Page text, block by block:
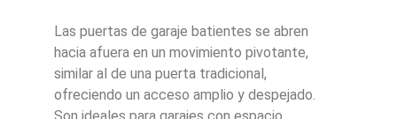
Las puertas de garaje batientes se abren
hacia afuera en un movimiento pivotante,
similar al de una puerta tradicional,
ofreciendo un acceso amplio y despejado.